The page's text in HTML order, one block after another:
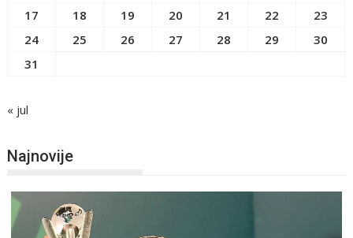
17
18 19 20 21 22
23
24
25 26 27 28 29
30
31
« jul
Najnovije